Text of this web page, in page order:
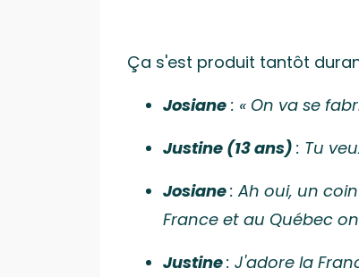
Ça s'est produit tantôt
Josiane : « On va se
Justine (13 ans) : Tu
Josiane: Ah oui, un
France et au Québec
Justine: J'adore la